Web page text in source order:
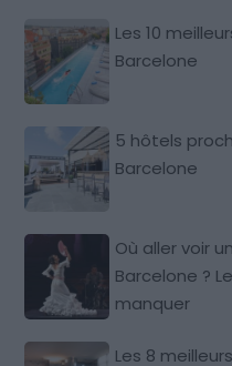
Les 10
Barcelone
5 hôtels
Barcelone
Où aller voir
Barcelone ?
manquer
Les 8